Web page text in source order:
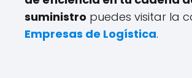
suministro puedes visitar la
Empresas de Logística.